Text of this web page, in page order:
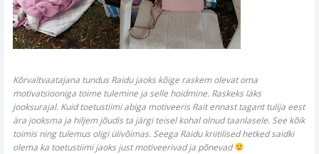
Kõrvaltvaatajana tundus Raidu jaoks kõige raskem olevat oma
motivatsiooniga toime tulemine ja selle hoidmine. Raskeks läks
jooksurajal. Kuid toetustiimi abiga motiveeris Rait ennast tagant tulija eest
ära jooksma ja hiljem jõudis ta järgi teisel kohal olnud taanlasele. See kõik
toimis ning tulemus oligi ülivõimas. Seega Raidu kriitilised hetked saidki
olema ka toetustiimi jaoks just motiveerivad ja põnevad